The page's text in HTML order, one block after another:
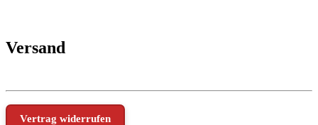
Versand
Vertrag widerrufen